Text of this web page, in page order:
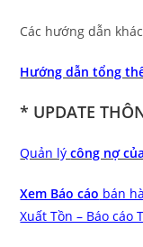
Các hướng dẫn
Hướng dẫn tổng
* UPDATE
Quản lýcông nợ
Xem Báo cáo bán
Xuất Tồn – Báo cáo